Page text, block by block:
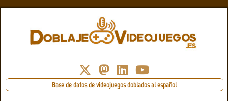
Base de datos de videojuegos doblados al español